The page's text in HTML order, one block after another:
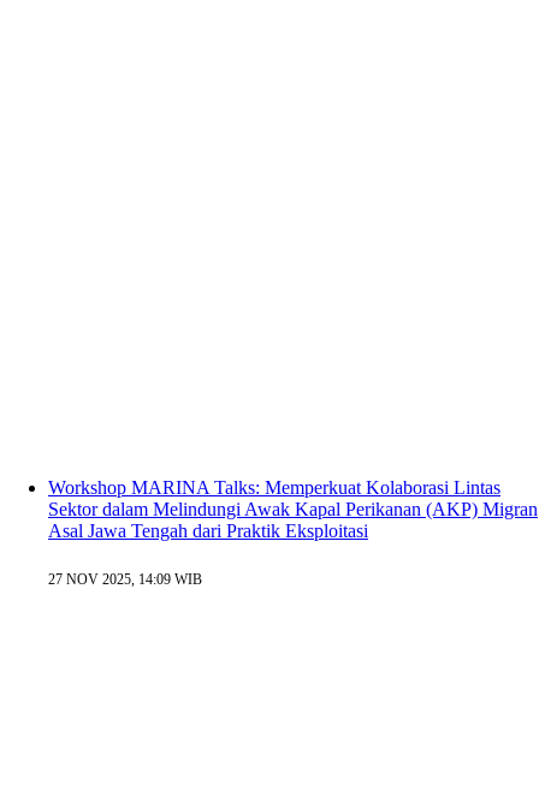
Workshop MARINA Talks: Memperkuat Kolaborasi Lintas
Sektor dalam Melindungi Awak Kapal Perikanan (AKP) Migran
Asal Jawa Tengah dari Praktik Eksploitasi
27 NOV 2025, 14:09 WIB